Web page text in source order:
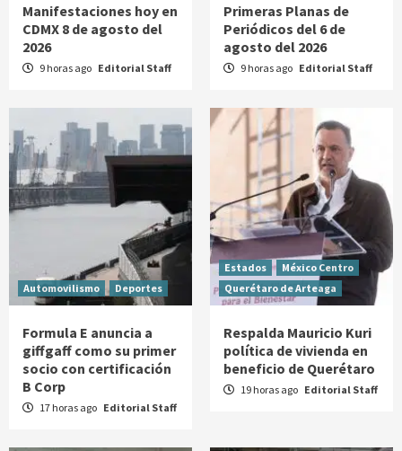
Manifestaciones hoy en
CDMX 8 de agosto del
2026
9 horas ago Editorial Staff
Primeras Planas de
Periódicos del 6 de
agosto del 2026
9 horas ago Editorial Staff
Automovilismo Deportes
Formula E anuncia a
giffgaff como su primer
socio con certificación
B Corp
17 horas ago Editorial Staff
Estados
México Centro
Querétaro de Arteaga
Respalda Mauricio Kuri
política de vivienda en
beneficio de Querétaro
19 horas ago Editorial Staff